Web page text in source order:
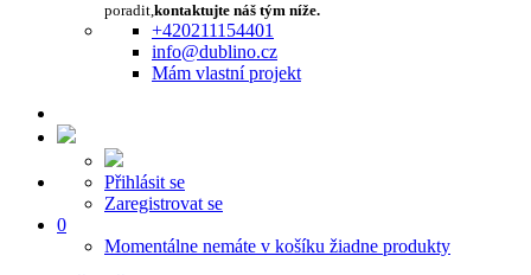
poradit,kontaktujte náš tým níže.
+420211154401
info@dublino.cz
Mám vlastní projekt
Přihlásit se
Zaregistrovat se
0
Momentálne nemáte v košíku žiadne produkty